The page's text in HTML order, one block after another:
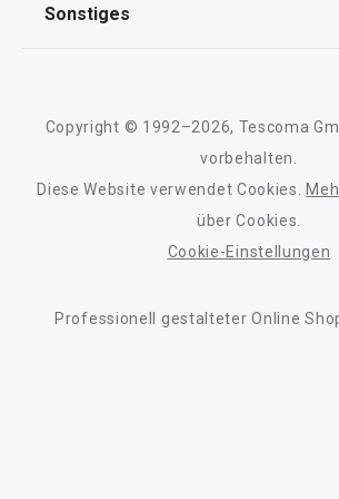
Kontaktformular
Qualität
Sonstiges
Barrierefreiheit
Copyright © 1992–2026, Tescoma
vorbehalten.
Diese Website verwendet Cookies.
über Cookies.
Cookie-Einstellungen
Professionell gestalteter Online